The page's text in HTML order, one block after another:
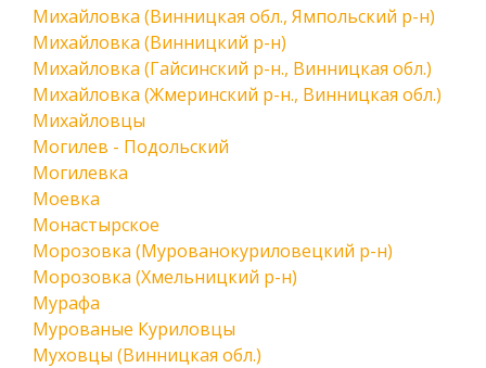
Михайловка (Винницкая обл., Ямпольский р-н)
Михайловка (Винницкий р-н)
Михайловка (Гайсинский р-н., Винницкая обл.)
Михайловка (Жмеринский р-н., Винницкая обл.)
Михайловцы
Могилев - Подольский
Могилевка
Моевка
Монастырское
Морозовка (Мурованокуриловецкий р-н)
Морозовка (Хмельницкий р-н)
Мурафа
Мурованые Куриловцы
Муховцы (Винницкая обл.)